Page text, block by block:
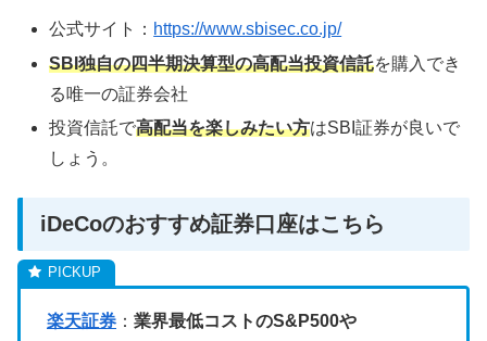
公式サイト： https://www.sbisec.co.jp/
SBI独自の四半期決算型の高配当投資信託を購入でき
る唯一の証券会社
投資信託で高配当を楽しみたい方はSBI証券が良いで
しょう。
iDeCoのおすすめ証券口座はこちら
楽天証券 ： 業界最低コストのS&P500や